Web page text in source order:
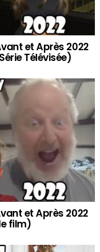
et Après 2022
Télévisée)
et Après 2022
film)